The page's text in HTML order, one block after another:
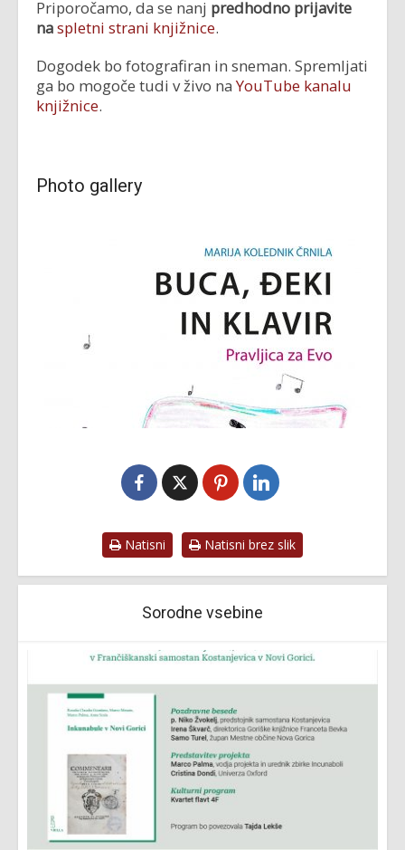
Priporočamo, da se nanj predhodno prijavite
naspletni strani knjižnice.
Dogodek bo fotografiran in sneman. Spremljati
ga bo mogoče tudi v živo na YouTube kanalu
knjižnice.
Photo gallery
Natisni Natisni brez slik
Sorodne vsebine